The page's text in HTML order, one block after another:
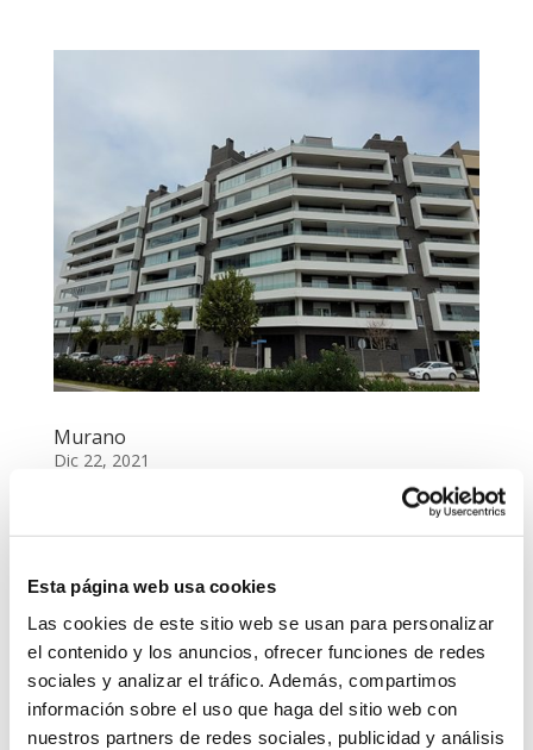
Esta página web usa cookies
Las cookies de este sitio web se usan para personalizar
el contenido y los anuncios, ofrecer funciones de redes
sociales y analizar el tráfico. Además, compartimos
información sobre el uso que haga del sitio web con
nuestros partners de redes sociales, publicidad y análisis
Murano
Dic 22, 2021
MURANO <<Volver a instalaciones <Ir a sección...